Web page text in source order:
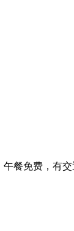
餐免费，有交